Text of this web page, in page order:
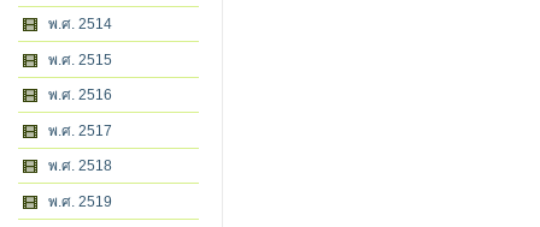
พ.ศ. 2514
พ.ศ. 2515
พ.ศ. 2516
พ.ศ. 2517
พ.ศ. 2518
พ.ศ. 2519